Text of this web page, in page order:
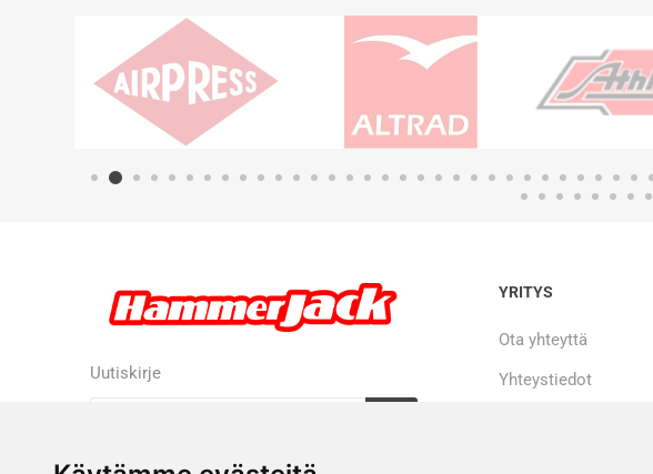
Uutiskirje
YRITYS
Ota yhteyttä
Yhteystiedot